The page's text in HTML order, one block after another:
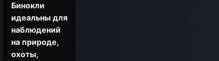
Бинокли
идеальны для
наблюдений
на природе,
охоты,